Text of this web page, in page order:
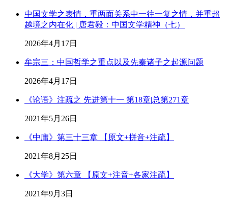
中国文学之表情，重两面关系中一往一复之情，并重超
越境之内在化 | 唐君毅：中国文学精神（七）
2026年4月17日
牟宗三：中国哲学之重点以及先秦诸子之起源问题
2026年4月17日
《论语》注疏之 先进第十一 第18章|总第271章
2021年5月26日
《中庸》第三十三章 【原文+拼音+注疏】
2021年8月25日
《大学》第六章 【原文+注音+各家注疏】
2021年9月3日